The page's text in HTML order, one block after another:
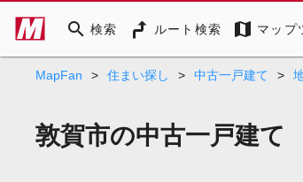
search 検索 ルート検索 map マップ
MapFan > 住まい探し > 中古一戸建て >
敦賀市の中古一戸建て